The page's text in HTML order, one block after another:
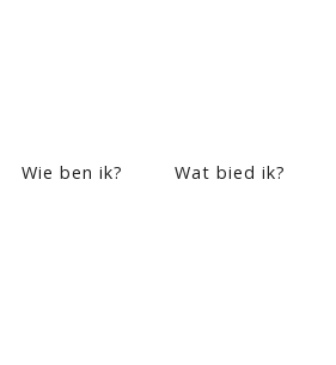
Wie ben ik? Wat bied ik?